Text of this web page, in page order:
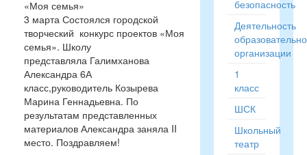
«Моя семья»
3 марта Состоялся городской
творческий конкурс проектов «Моя
семья». Школу
представляла Галимханова
Александра 6А
класс,руководитель Козырева
Марина Геннадьевна. По
результатам представленных
материалов Александра заняла II
место. Поздравляем!
безопасность
Деятельность
организации
1
класс
ШСК
Школьный
театр